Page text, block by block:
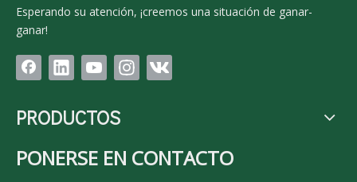
Esperando su atención, ¡creemos una situación de ganar-
ganar!
PRODUCTOS
PONERSE EN CONTACTO